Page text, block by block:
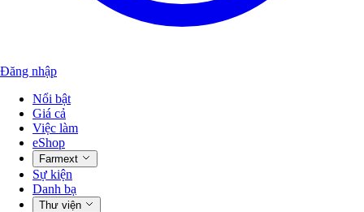
Đăng nhập
Nổi bật
Giá cả
Việc làm
eShop
Farmext
Sự kiện
Danh bạ
Thư viện